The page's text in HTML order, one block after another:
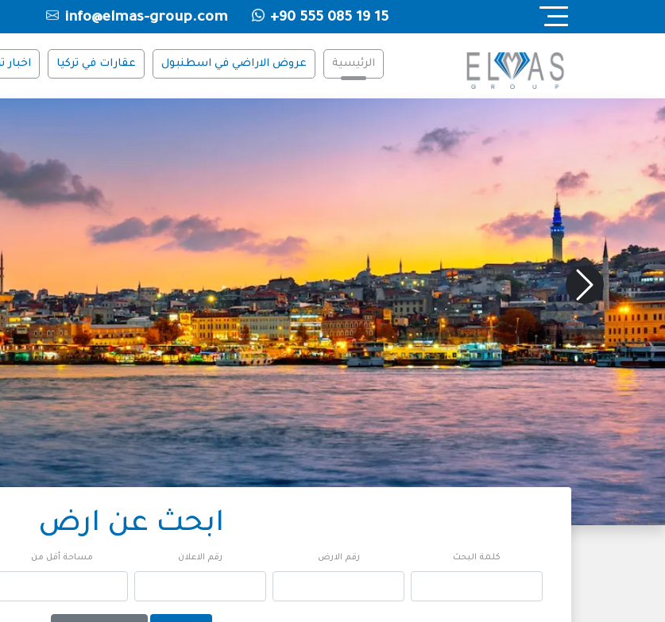
+90 555 085 19 15
info@elmas-group.com
الرئيسية عروض الاراضي في اسطنبول عقارات في تركيا اخبار
Previous
ابحث عن ارض
كلمة البحث رقم الارض رقم الاعلان مساحة أقل من